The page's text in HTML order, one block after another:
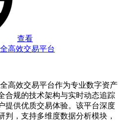
查看
高效交易平台
高效交易平台作为专业数字资产
合规的技术架构与实时动态追踪
提供优质交易体验。该平台深度
判，支持多维度数据分析模块，